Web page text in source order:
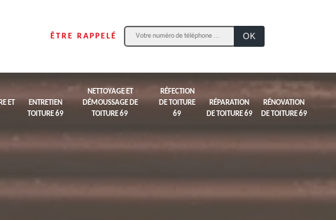
ÊTRE RAPPELÉ
ET
ENTRETIEN
TOITURE 69
NETTOYAGE ET
DÉMOUSSAGE DE
TOITURE 69
RÉFECTION
DE TOITURE
69
RÉPARATION
DE TOITURE 69
RÉNOVATION
DE TOITURE 69